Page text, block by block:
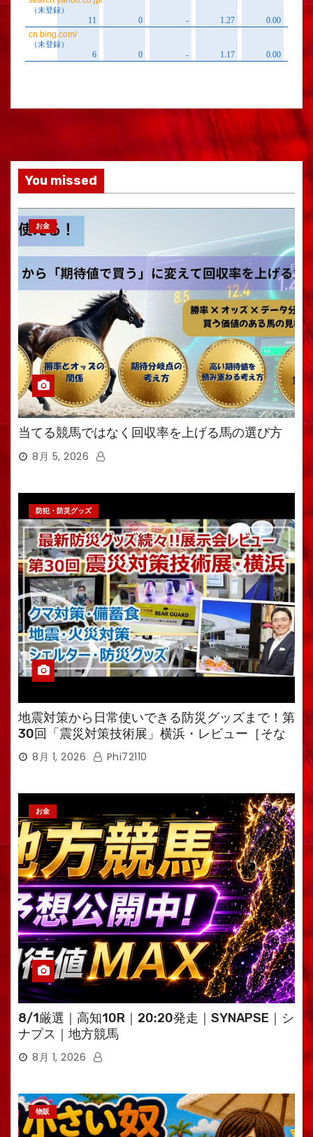
You missed
お金
当てる競馬ではなく回収率を上げる馬の選び方
8月 5, 2026
防犯・防災グッズ
地震対策から日常使いできる防災グッズまで！第
30回「震災対策技術展」横浜・レビュー［そな
えるTV・高荷智也］
8月 1, 2026 Phi72110
お金
8/1厳選｜高知10R｜20:20発走｜SYNAPSE｜シ
ナプス｜地方競馬
8月 1, 2026
物販